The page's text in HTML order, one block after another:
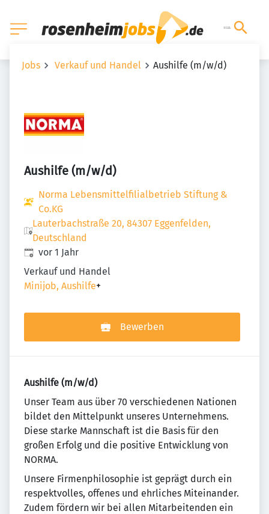
Jobs Verkauf und Handel Aushilfe (m/w/d)
Aushilfe (m/w/d)
Norma Lebensmittelfilialbetrieb Stiftung &
Co.KG
Lauterbachstraße 20, 84307 Eggenfelden,
Deutschland
Veröffentlicht
vor 1 Jahr
Verkauf und Handel
Minijob, Aushilfe+
Bewerben
Aushilfe (m/w/d)
Un­se­r Team aus über 70 ver­schie­de­nen Na­tio­nen
bildet den Mit­tel­punkt un­se­res Un­ter­neh­mens.
Diese starke Mannschaft ist die Basis für den
großen Erfolg und die positive Entwicklung von
NORMA.
Unsere Firmenphilosophie ist geprägt durch ein
re­spekt­vol­les, offenes und ehr­li­ches Mit­ein­an­der.
Zudem fördern wir bei allen Mitarbeitenden ein